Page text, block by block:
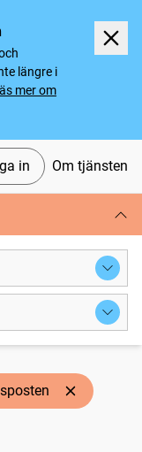
längre i
mer om
in Om tjänsten